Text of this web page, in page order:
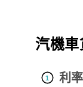
汽機
利